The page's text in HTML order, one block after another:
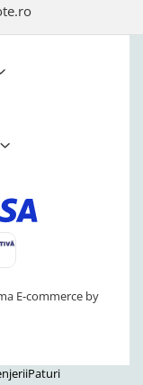
E-commerce by
Paturi